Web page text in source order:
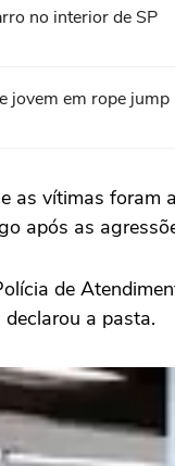
no interior de SP
jovem em rope
as vítimas
após as
de
a pasta.